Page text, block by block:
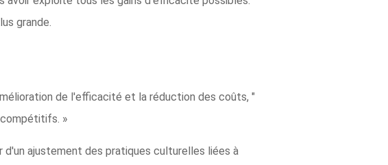
grande.
de l'efficacité et la réduction des coûts, "
»
ajustement des pratiques culturelles liées à